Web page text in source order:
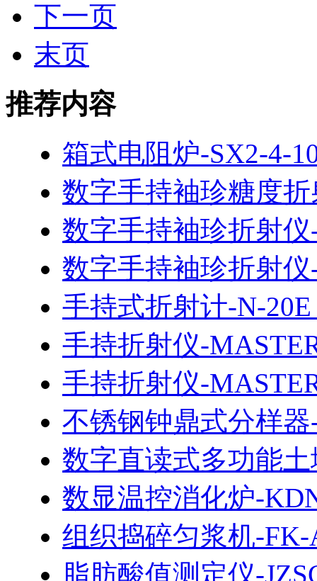
下一页
末页
推荐内容
箱式电阻炉-SX2-4-
数字手持袖珍糖度
数字手持袖珍折射仪
数字手持袖珍折射仪
手持式折射计-N-20E
手持折射仪-
手持折射仪-
不锈钢钟鼎式分样
数字直读式多功能
数显温控消化炉-
组织捣碎匀浆机-FK-
脂肪酸值测定仪-